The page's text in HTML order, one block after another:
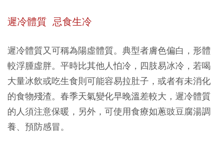
遲冷體質 忌食生冷
遲冷體質又可稱為陽虛體質。典型者膚色偏白，形體
較浮腫虛胖。平時比其他人怕冷，四肢易冰冷，若喝
大量冰飲或吃生食則可能容易拉肚子，或者有未消化
的食物殘渣。春季天氣變化早晚溫差較大，遲冷體質
的人須注意保暖，另外，可使用食療如蔥豉豆腐湯調
養、預防感冒。